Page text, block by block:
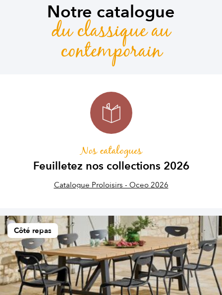
Notre catalogue
du classique au
contemporain
Nos catalogues
Feuilletez nos collections 2026
Catalogue Proloisirs - Oceo 2026
Côté repas